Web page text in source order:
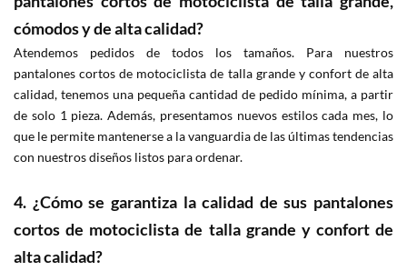
cómodos y de alta calidad?
Atendemos pedidos de todos los tamaños. Para nuestros
pantalones cortos de motociclista de talla grande y confort de alta
calidad, tenemos una pequeña cantidad de pedido mínima, a partir
de solo 1 pieza. Además, presentamos nuevos estilos cada mes, lo
que le permite mantenerse a la vanguardia de las últimas tendencias
con nuestros diseños listos para ordenar.
4. ¿Cómo se garantiza la calidad de sus pantalones
cortos de motociclista de talla grande y confort de
alta calidad?